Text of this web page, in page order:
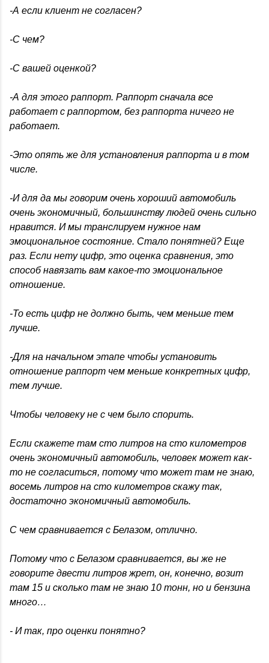
-А если клиент не согласен?
-С чем?
-С вашей оценкой?
-А для этого раппорт. Раппорт сначала все
работает с раппортом, без раппорта ничего не
работает.
-Это опять же для установления раппорта и в том
числе.
-И для да мы говорим очень хороший автомобиль
очень экономичный, большинству людей очень сильно
нравится. И мы транслируем нужное нам
эмоциональное состояние. Стало понятней? Еще
раз. Если нету цифр, это оценка сравнения, это
способ навязать вам какое-то эмоциональное
отношение.
-То есть цифр не должно быть, чем меньше тем
лучше.
-Для на начальном этапе чтобы установить
отношение раппорт чем меньше конкретных цифр,
тем лучше.
Чтобы человеку не с чем было спорить.
Если скажете там сто литров на сто километров
очень экономичный автомобиль, человек может как-
то не согласиться, потому что может там не знаю,
восемь литров на сто километров скажу так,
достаточно экономичный автомобиль.
С чем сравнивается с Белазом, отлично.
Потому что с Белазом сравнивается, вы же не
говорите двести литров жрет, он, конечно, возит
там 15 и сколько там не знаю 10 тонн, но и бензина
много…
- И так, про оценки понятно?